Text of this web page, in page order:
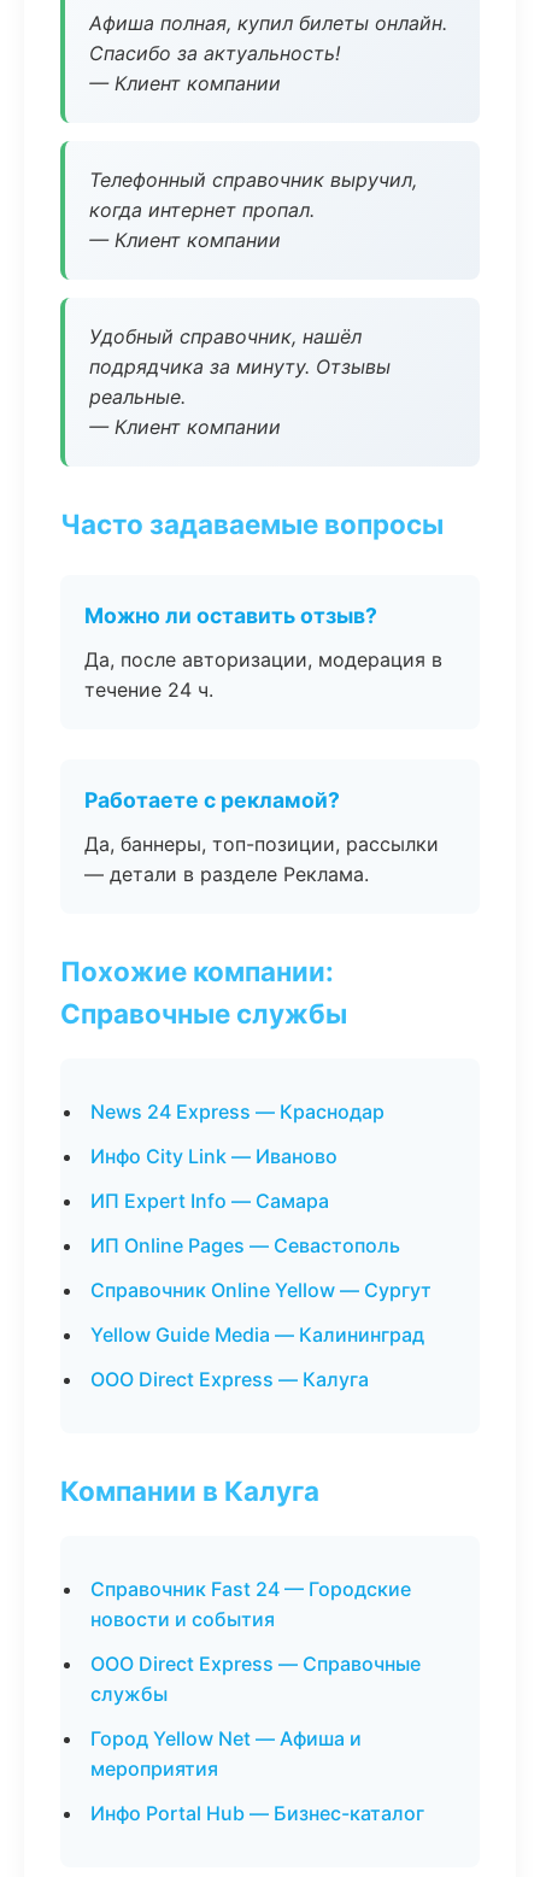
Афиша полная, купил билеты онлайн.
Спасибо за актуальность!
— Клиент компании
Телефонный справочник выручил,
когда интернет пропал.
— Клиент компании
Удобный справочник, нашёл
подрядчика за минуту. Отзывы
реальные.
— Клиент компании
Часто задаваемые вопросы
Можно ли оставить отзыв?
Да, после авторизации, модерация в
течение 24 ч.
Работаете с рекламой?
Да, баннеры, топ-позиции, рассылки
— детали в разделе Реклама.
Похожие компании:
Справочные службы
News 24 Express — Краснодар
Инфо City Link — Иваново
ИП Expert Info — Самара
ИП Online Pages — Севастополь
Справочник Online Yellow — Сургут
Yellow Guide Media — Калининград
ООО Direct Express — Калуга
Компании в Калуга
Справочник Fast 24 — Городские
новости и события
ООО Direct Express — Справочные
службы
Город Yellow Net — Афиша и
мероприятия
Инфо Portal Hub — Бизнес-каталог